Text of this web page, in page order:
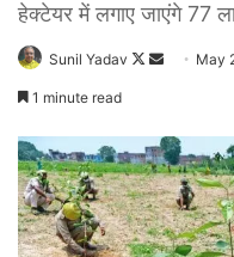
हेक्टेयर में लगाए जाएंगे 77
Sunil Yadav
F
l
o
w
o
d
a
n
e
May
1 minute read